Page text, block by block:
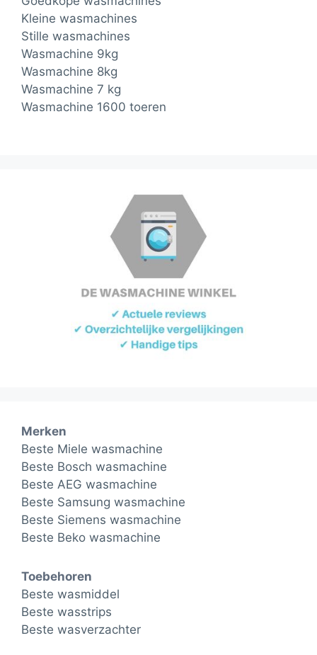
Kleine wasmachines
Stille wasmachines
Wasmachine 9kg
Wasmachine 8kg
Wasmachine 7 kg
Wasmachine 1600 toeren
Merken
Beste Miele wasmachine
Beste Bosch wasmachine
Beste AEG wasmachine
Beste Samsung wasmachine
Beste Siemens wasmachine
Beste Beko wasmachine
Toebehoren
Beste wasmiddel
Beste wasstrips
Beste wasverzachter